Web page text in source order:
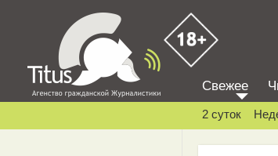
Свежее
2 суток